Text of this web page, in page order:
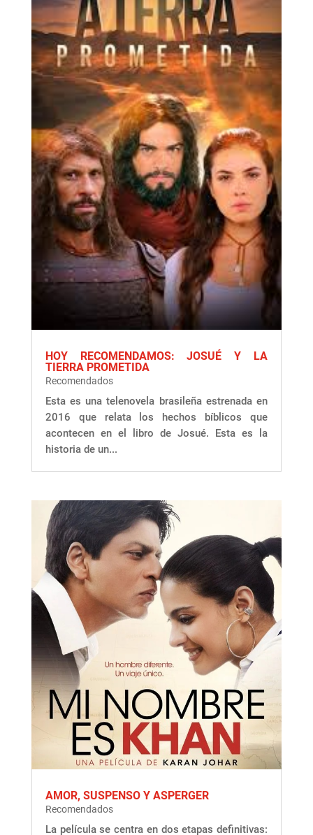
HOY RECOMENDAMOS: JOSUÉ Y LA
TIERRA PROMETIDA
Recomendados
Esta es una telenovela brasileña estrenada en
2016 que relata los hechos bíblicos que
acontecen en el libro de Josué. Esta es la
historia de un...
AMOR, SUSPENSO Y ASPERGER
Recomendados
La película se centra en dos etapas definitivas: